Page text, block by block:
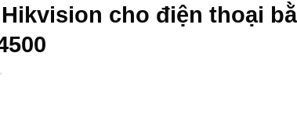
cho điện thoại